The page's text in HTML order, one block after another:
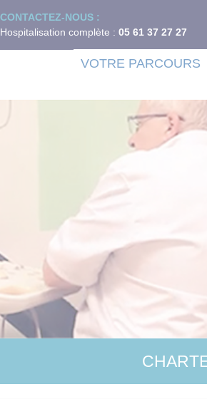
CONTACTEZ-NOUS :
Hospitalisation complète : 05 61 37 27 27
VOTRE PARCOURS